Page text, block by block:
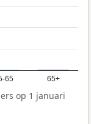
65 65+
op 1 januari